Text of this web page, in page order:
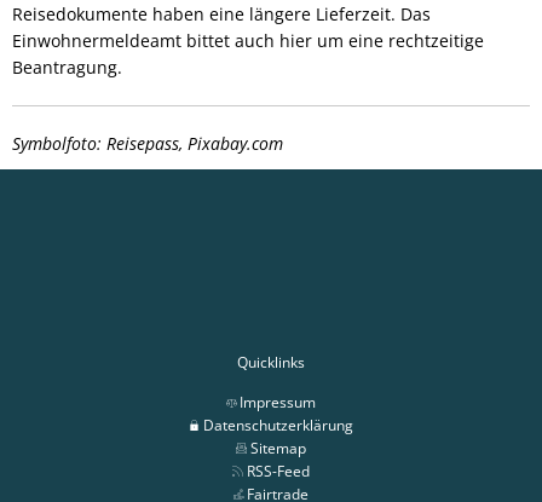
Reisedokumente haben eine längere Lieferzeit. Das
Einwohnermeldeamt bittet auch hier um eine rechtzeitige
Beantragung.
Symbolfoto: Reisepass, Pixabay.com
Quicklinks
Impressum
Datenschutzerklärung
Sitemap
RSS-Feed
Fairtrade